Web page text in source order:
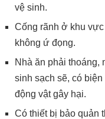
vệ sinh.
Cống rãnh ở khu
không ứ đọng.
Nhà ăn phải thoáng,
sinh sạch sẽ, có
động vật gây hại.
Có thiết bị bảo quản